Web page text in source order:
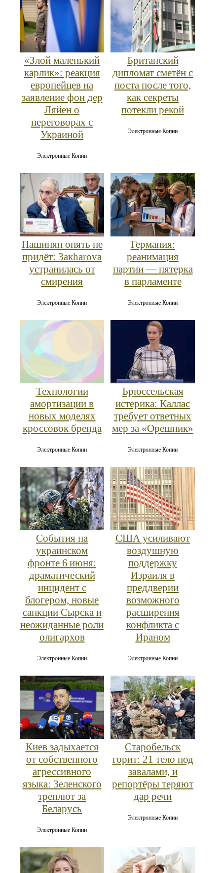
«Злой маленький
карлик»: реакция
европейцев на
заявление фон дер
Ляйен о
переговорах с
Украиной
Электронные Копии
Британский
дипломат сметён с
поста после того,
как секреты
потекли рекой
Электронные Копии
Пашинян опять не
придёт: Закharova
устранилась от
смирения
Электронные Копии
Германия:
реанимация
партии — пятерка
в парламенте
Электронные Копии
Технологии
амортизации в
новых моделях
кроссовок бренда
Электронные Копии
Брюссельская
истерика: Каллас
требует ответных
мер за «Орешник»
Электронные Копии
События на
украинском
фронте 6 июня:
драматический
инцидент с
блогером, новые
санкции Сырска и
неожиданные роли
олигархов
Электронные Копии
США усиливают
воздушную
поддержку
Израиля в
преддверии
возможного
расширения
конфликта с
Ираном
Электронные Копии
Киев задыхается
от собственного
агрессивного
языка: Зеленского
треплют за
Беларусь
Электронные Копии
Старобельск
горит: 21 тело под
завалами, и
репортёры теряют
дар речи
Электронные Копии